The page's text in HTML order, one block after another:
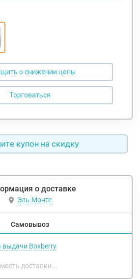
о снижении цены
купон на скидку
о доставке
Эль-Монте
Самовывоз
выдачи Boxberry
доставки...